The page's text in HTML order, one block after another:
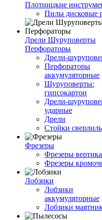
Плотницкие
Пилы дисковые
Дрели Шуруповерты
Перфораторы
Дрели-
Перфораторы
аккумуляторные
Шуруповерты:
гипсокартон
Дрели-
ударные
Дрели
Стойки
Фрезеры
Фрезеры
Фрезеры
Лобзики
Лобзики
аккумуляторные
Лобзики